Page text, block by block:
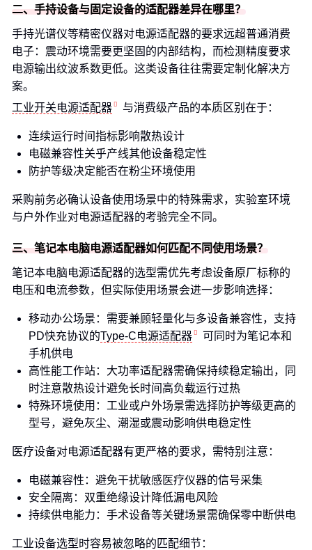
二、手持设备与固定设备的适配器差异在哪里？
手持光谱仪等精密仪器对电源适配器的要求远超普通消费
电子：震动环境需要更坚固的内部结构，而检测精度要求
电源输出纹波系数更低。这类设备往往需要定制化解决方
案。
工业开关电源适配器
与消费级产品的本质区别在于：
连续运行时间指标影响散热设计
电磁兼容性关乎产线其他设备稳定性
防护等级决定能否在粉尘环境使用
采购前务必确认设备使用场景中的特殊需求，实验室环境
与户外作业对电源适配器的考验完全不同。
三、笔记本电脑电源适配器如何匹配不同使用场景？
笔记本电脑电源适配器的选型需优先考虑设备原厂标称的
电压和电流参数，但实际使用场景会进一步影响选择：
移动办公场景：需要兼顾轻量化与多设备兼容性，支持
PD快充协议的Type-C电源适配器
可同时为笔记本和
手机供电
高性能工作站：大功率适配器需确保持续稳定输出，同
时注意散热设计避免长时间高负载运行过热
特殊环境使用：工业或户外场景需选择防护等级更高的
型号，避免灰尘、潮湿或震动影响供电稳定性
医疗设备对电源适配器有更严格的要求，需特别注意：
电磁兼容性：避免干扰敏感医疗仪器的信号采集
安全隔离：双重绝缘设计降低漏电风险
持续供电能力：手术设备等关键场景需确保零中断供电
工业设备选型时容易被忽略的匹配细节：